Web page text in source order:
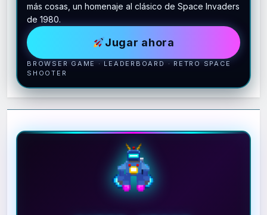
más cosas, un homenaje al clásico de Space Invaders
de 1980.
Jugar ahora
BROWSER GAME · LEADERBOARD · RETRO SPACE
SHOOTER